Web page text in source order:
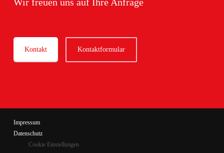
Kontakt Kontaktformular
Impressum
Datenschutz
Cookie Einstellungen